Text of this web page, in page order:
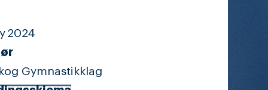
2024
Gymnastikklag